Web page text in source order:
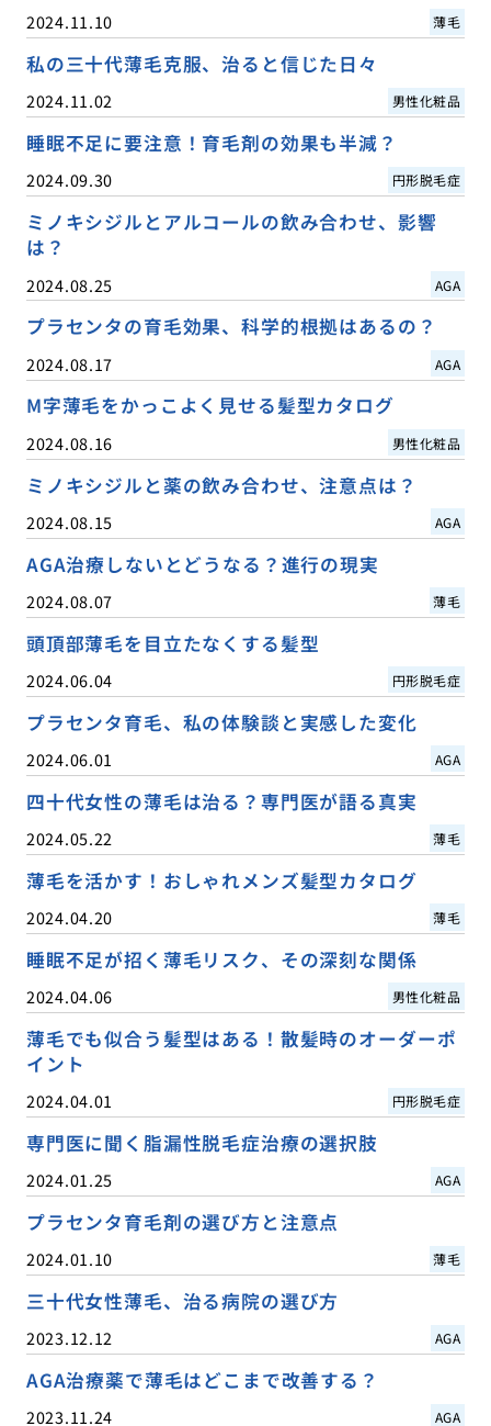
2024.11.10 薄毛
私の三十代薄毛克服、治ると信じた日々
2024.11.02 男性化粧品
睡眠不足に要注意！育毛剤の効果も半減？
2024.09.30 円形脱毛症
ミノキシジルとアルコールの飲み合わせ、影響
は？
2024.08.25 AGA
プラセンタの育毛効果、科学的根拠はあるの？
2024.08.17 AGA
M字薄毛をかっこよく見せる髪型カタログ
2024.08.16 男性化粧品
ミノキシジルと薬の飲み合わせ、注意点は？
2024.08.15 AGA
AGA治療しないとどうなる？進行の現実
2024.08.07 薄毛
頭頂部薄毛を目立たなくする髪型
2024.06.04 円形脱毛症
プラセンタ育毛、私の体験談と実感した変化
2024.06.01 AGA
四十代女性の薄毛は治る？専門医が語る真実
2024.05.22 薄毛
薄毛を活かす！おしゃれメンズ髪型カタログ
2024.04.20 薄毛
睡眠不足が招く薄毛リスク、その深刻な関係
2024.04.06 男性化粧品
薄毛でも似合う髪型はある！散髪時のオーダーポ
イント
2024.04.01 円形脱毛症
専門医に聞く脂漏性脱毛症治療の選択肢
2024.01.25 AGA
プラセンタ育毛剤の選び方と注意点
2024.01.10 薄毛
三十代女性薄毛、治る病院の選び方
2023.12.12 AGA
AGA治療薬で薄毛はどこまで改善する？
2023.11.24 AGA